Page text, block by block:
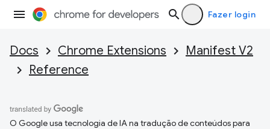
Fazer login
Docs Chrome Extensions
Manifest V2
Reference
O Google usa tecnologia de IA na tradução de conteúdos para